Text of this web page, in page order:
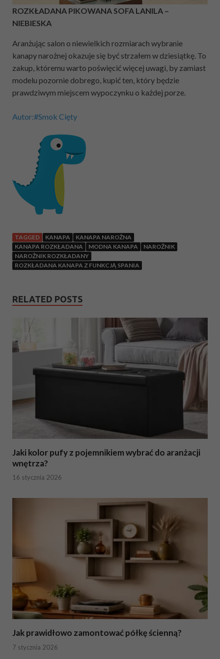
ROZKŁADANA PIKOWANA SOFA LANILA –
NIEBIESKA
Aranżując salon o niewielkich rozmiarach wybranie
kanapy narożnej okazuje się być strzałem w dziesiątkę. To
zakup, któremu warto poświęcić więcej uwagi, by zamiast
modelu pozornie dobrego, kupić ten, który będzie
prawdziwym miejscem wypoczynku o każdej porze.
Autor:#Smok Cięty
TAGGED KANAPA
KANAPA NAROŻNA
KANAPA ROZKŁADANA
MODNA KANAPA
NAROŻNIK
NAROŻNIK ROZKŁADANY
ROZKŁADANA KANAPA Z FUNKCJĄ SPANIA
RELATED POSTS
Jaki kolor pufy z pojemnikiem wybrać do aranżacji
wnętrza?
16 stycznia 2026
Jak prawidłowo zamontować półkę ścienną?
7 stycznia 2026